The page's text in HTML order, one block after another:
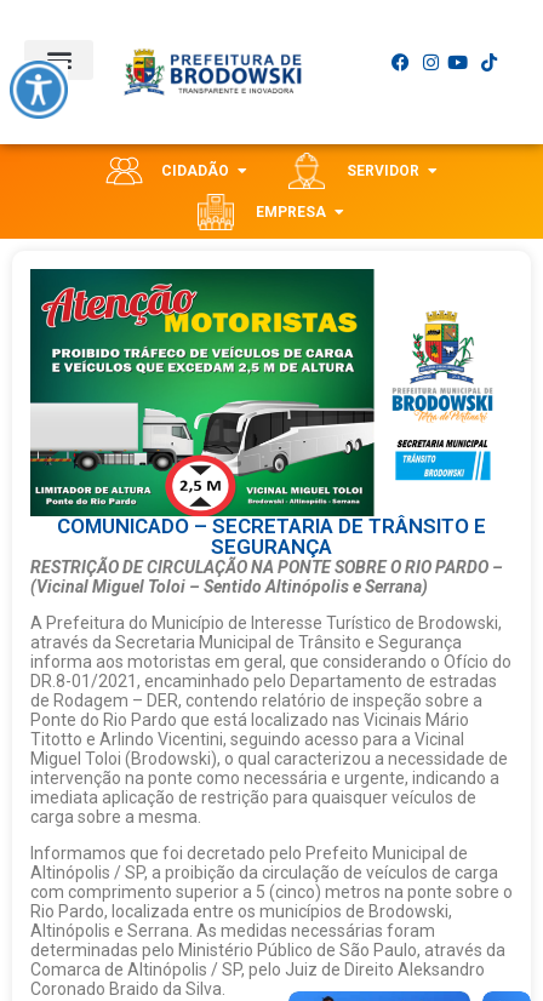
CIDADÃO SERVIDOR
EMPRESA
COMUNICADO – SECRETARIA DE TRÂNSITO E
SEGURANÇA
RESTRIÇÃO DE CIRCULAÇÃO NA PONTE SOBRE O RIO PARDO –
(Vicinal Miguel Toloi – Sentido Altinópolis e Serrana)
A Prefeitura do Município de Interesse Turístico de Brodowski,
através da Secretaria Municipal de Trânsito e Segurança
informa aos motoristas em geral, que considerando o Ofício do
DR.8-01/2021, encaminhado pelo Departamento de estradas
de Rodagem – DER, contendo relatório de inspeção sobre a
Ponte do Rio Pardo que está localizado nas Vicinais Mário
Titotto e Arlindo Vicentini, seguindo acesso para a Vicinal
Miguel Toloi (Brodowski), o qual caracterizou a necessidade de
intervenção na ponte como necessária e urgente, indicando a
imediata aplicação de restrição para quaisquer veículos de
carga sobre a mesma.
Informamos que foi decretado pelo Prefeito Municipal de
Altinópolis / SP, a proibição da circulação de veículos de carga
com comprimento superior a 5 (cinco) metros na ponte sobre o
Rio Pardo, localizada entre os municípios de Brodowski,
Altinópolis e Serrana. As medidas necessárias foram
determinadas pelo Ministério Público de São Paulo, através da
Comarca de Altinópolis / SP, pelo Juiz de Direito Aleksandro
Coronado Braido da Silva.